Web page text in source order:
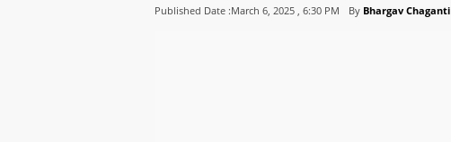
Published Date :March 6, 2025 , 6:30 PM By Bhargav Chaganti